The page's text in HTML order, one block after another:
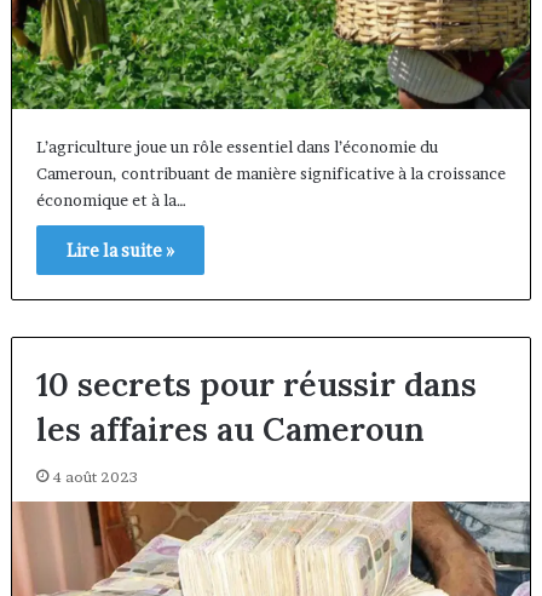
L’agriculture joue un rôle essentiel dans l’économie du
Cameroun, contribuant de manière significative à la croissance
économique et à la…
Lire la suite »
10 secrets pour réussir dans
les affaires au Cameroun
4 août 2023